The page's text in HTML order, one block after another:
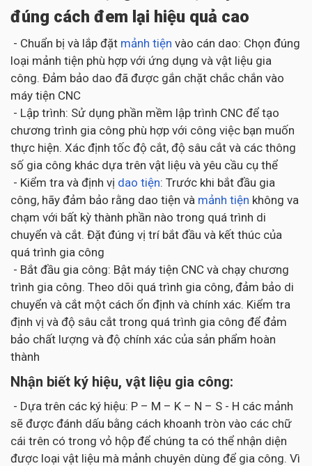
đúng cách đem lại hiệu quả cao
- Chuẩn bị và lắp đặt mảnh tiện vào cán dao: Chọn đúng
loại mảnh tiện phù hợp với ứng dụng và vật liệu gia
công. Đảm bảo dao đã được gắn chặt chắc chắn vào
máy tiện CNC
- Lập trình: Sử dụng phần mềm lập trình CNC để tạo
chương trình gia công phù hợp với công việc bạn muốn
thực hiện. Xác định tốc độ cắt, độ sâu cắt và các thông
số gia công khác dựa trên vật liệu và yêu cầu cụ thể
- Kiểm tra và định vị dao tiện: Trước khi bắt đầu gia
công, hãy đảm bảo rằng dao tiện và mảnh tiện không va
chạm với bất kỳ thành phần nào trong quá trình di
chuyển và cắt. Đặt đúng vị trí bắt đầu và kết thúc của
quá trình gia công
- Bắt đầu gia công: Bật máy tiện CNC và chạy chương
trình gia công. Theo dõi quá trình gia công, đảm bảo di
chuyển và cắt một cách ổn định và chính xác. Kiểm tra
định vị và độ sâu cắt trong quá trình gia công để đảm
bảo chất lượng và độ chính xác của sản phẩm hoàn
thành
Nhận biết ký hiệu, vật liệu gia công:
- Dựa trên các ký hiệu: P – M – K – N – S - H các mảnh
sẽ được đánh dấu bằng cách khoanh tròn vào các chữ
cái trên có trong vỏ hộp để chúng ta có thể nhận diện
được loại vật liệu mà mảnh chuyên dùng để gia công. Vì